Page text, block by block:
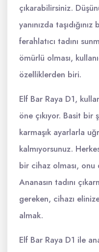
çıkarabilirsiniz.
yanınızda
ferahlatıcı tadını
ömürlü olması,
özelliklerden biri.
Elf Bar Raya D1,
öne çıkıyor. Basit
karmaşık ayarlarla
kalmıyorsunuz.
bir cihaz olması, onu
Ananasın tadını
gereken, cihazı
almak.
Elf Bar Raya D1 ile